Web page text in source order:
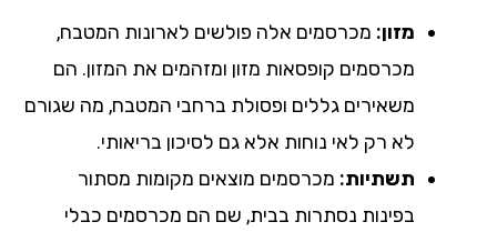
מזון: מכרסמים אלה פולשים לארונות המטבח,
מכרסמים קופסאות מזון ומזהמים את המזון. הם
משאירים גללים ופסולת ברחבי המטבח, מה שגורם
לא רק לאי נוחות אלא גם לסיכון בריאותי.
תשתיות: מכרסמים מוצאים מקומות מסתור
בפינות נסתרות בבית, שם הם מכרסמים כבלי